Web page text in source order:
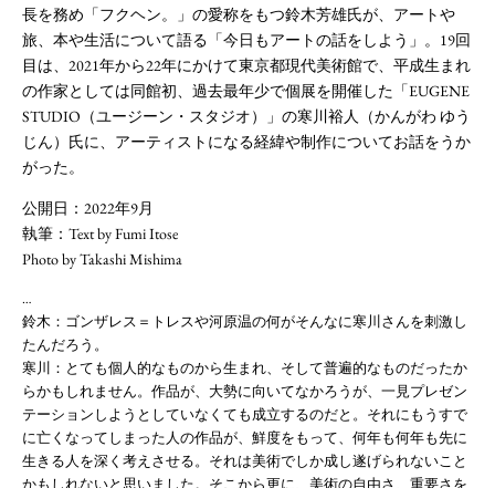
長を務め「フクヘン。」の愛称をもつ鈴木芳雄氏が、アートや
旅、本や生活について語る「今日もアートの話をしよう」。19回
目は、2021年から22年にかけて東京都現代美術館で、平成生まれ
の作家としては同館初、過去最年少で個展を開催した「EUGENE
STUDIO（ユージーン・スタジオ）」の寒川裕人（かんがわ ゆう
じん）氏に、アーティストになる経緯や制作についてお話をうか
がった。
公開日：2022年9月
執筆：Text by Fumi Itose
Photo by Takashi Mishima
…
鈴木：ゴンザレス＝トレスや河原温の何がそんなに寒川さんを刺激し
たんだろう。
寒川：とても個人的なものから生まれ、そして普遍的なものだったか
らかもしれません。作品が、大勢に向いてなかろうが、一見プレゼン
テーションしようとしていなくても成立するのだと。それにもうすで
に亡くなってしまった人の作品が、鮮度をもって、何年も何年も先に
生きる人を深く考えさせる。それは美術でしか成し遂げられないこと
かもしれないと思いました。そこから更に、美術の自由さ、重要さを